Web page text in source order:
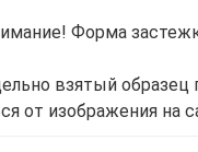
Форма
взятый
от изображения на